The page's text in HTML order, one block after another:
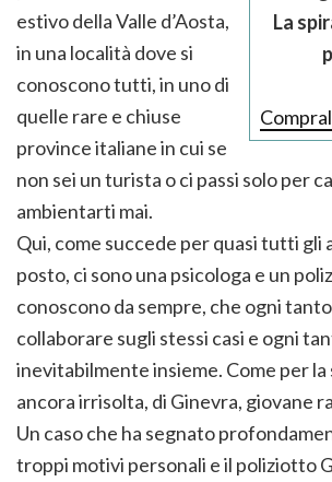
La
estivo della Valle d’Aosta,
in una località dove si
conoscono tutti, in uno di
quelle rare e chiuse
province italiane in cui se
non sei un turista o ci passi solo per
ambientarti mai.
Qui, come succede per quasi tutti gli
posto, ci sono una psicologa e un
conoscono da sempre, che ogni
collaborare sugli stessi casi e ogni
inevitabilmente insieme. Come per la
ancora irrisolta, di Ginevra, giovane
Un caso che ha segnato
troppi motivi personali e il poliziotto